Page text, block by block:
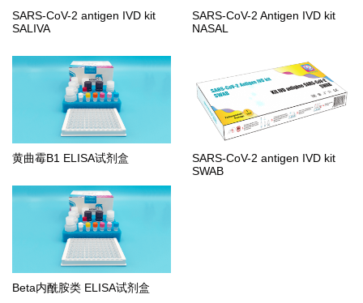
SARS-CoV-2 antigen IVD kit
SALIVA
SARS-CoV-2 Antigen IVD kit
NASAL
黄曲霉B1 ELISA试剂盒
SARS-CoV-2 antigen IVD kit
SWAB
Beta内酰胺类 ELISA试剂盒